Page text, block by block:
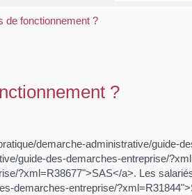
de fonctionnement ?
?
demarche-administrative/guide-
guide-des-demarches-entreprise/
?xml=R38677">SAS</a>. Les
demarches-entreprise/